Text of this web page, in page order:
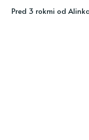
pred 3 rokmi od